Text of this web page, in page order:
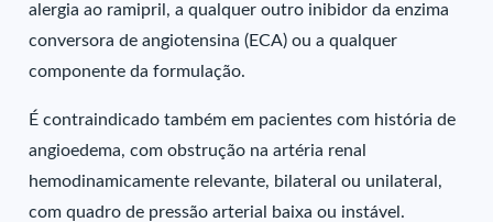
alergia ao ramipril, a qualquer outro inibidor da enzima
conversora de angiotensina (ECA) ou a qualquer
componente da formulação.
É contraindicado também em pacientes com história de
angioedema, com obstrução na artéria renal
hemodinamicamente relevante, bilateral ou unilateral,
com quadro de pressão arterial baixa ou instável.